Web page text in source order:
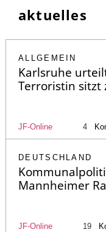
aktuelles
ALLGEMEIN
Karlsruhe
Terroristin sitzt
JF-Online 4
DEUTSCHLAND
Mannheimer
JF-Online 19